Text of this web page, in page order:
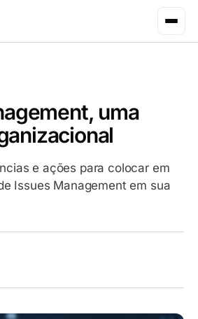
uma
e ações para colocar em
Issues Management em sua